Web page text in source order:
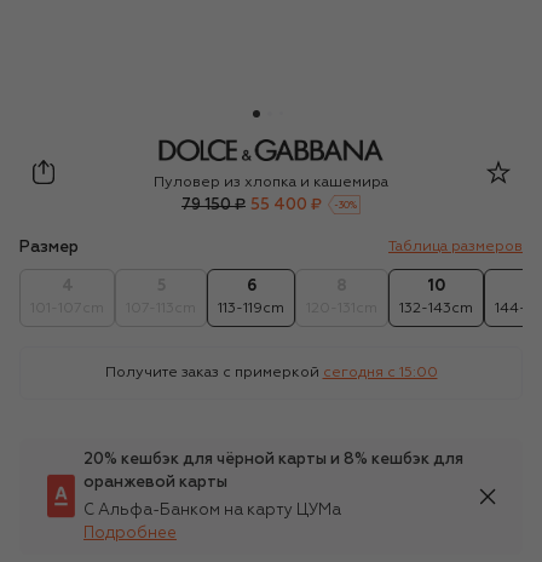
Dolce & Gabbana
Пуловер из хлопка и кашемира
79 150 ₽ 55 400 ₽ -30%
Размер Таблица размеров
6
113-119cm
10
132-143cm 144-
Получите заказ с примеркой сегодня c 15:00
20% кешбэк для чёрной карты и 8% кешбэк для
оранжевой карты
С Альфа-Банком на карту ЦУМа
Подробнее